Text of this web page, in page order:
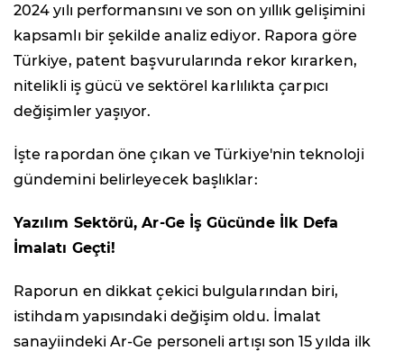
2024 yılı performansını ve son on yıllık gelişimini
kapsamlı bir şekilde analiz ediyor. Rapora göre
Türkiye, patent başvurularında rekor kırarken,
nitelikli iş gücü ve sektörel karlılıkta çarpıcı
değişimler yaşıyor.
İşte rapordan öne çıkan ve Türkiye'nin teknoloji
gündemini belirleyecek başlıklar:
Yazılım Sektörü, Ar-Ge İş Gücünde İlk Defa
İmalatı Geçti!
Raporun en dikkat çekici bulgularından biri,
istihdam yapısındaki değişim oldu. İmalat
sanayiindeki Ar-Ge personeli artışı son 15 yılda ilk